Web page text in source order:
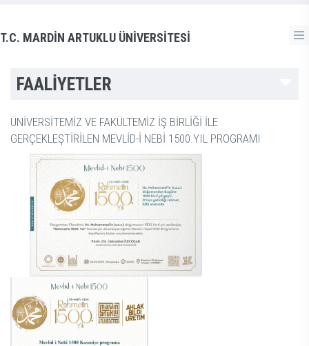
T.C. MARDİN ARTUKLU ÜNİVERSİTESİ
FAALİYETLER
ÜNİVERSİTEMİZ VE FAKÜLTEMİZ İŞ BİRLİĞİ İLE
GERÇEKLEŞTİRİLEN MEVLİD-İ NEBİ 1500.YIL PROGRAMI